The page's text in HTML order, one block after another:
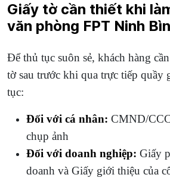
Giấy tờ cần thiết khi
văn phòng FPT Ninh
Để thủ tục suôn sẻ, khách hàng
tờ sau trước khi qua trực tiếp quầy
tục:
Đối với cá nhân: CMND/
chụp ảnh
Đối với doanh nghiệp: Giấy
doanh và Giấy giới thiệu của